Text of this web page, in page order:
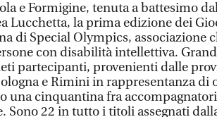
e Formigine, tenuta a battesimo
Lucchetta, la prima edizione dei
di Special Olympics, associazione
con disabilità intellettiva.
partecipanti, provenienti dalle
e Rimini in rappresentanza di
una cinquantina fra
Sono 22 in tutto i titoli assegnati